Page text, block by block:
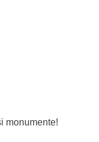
monumente!